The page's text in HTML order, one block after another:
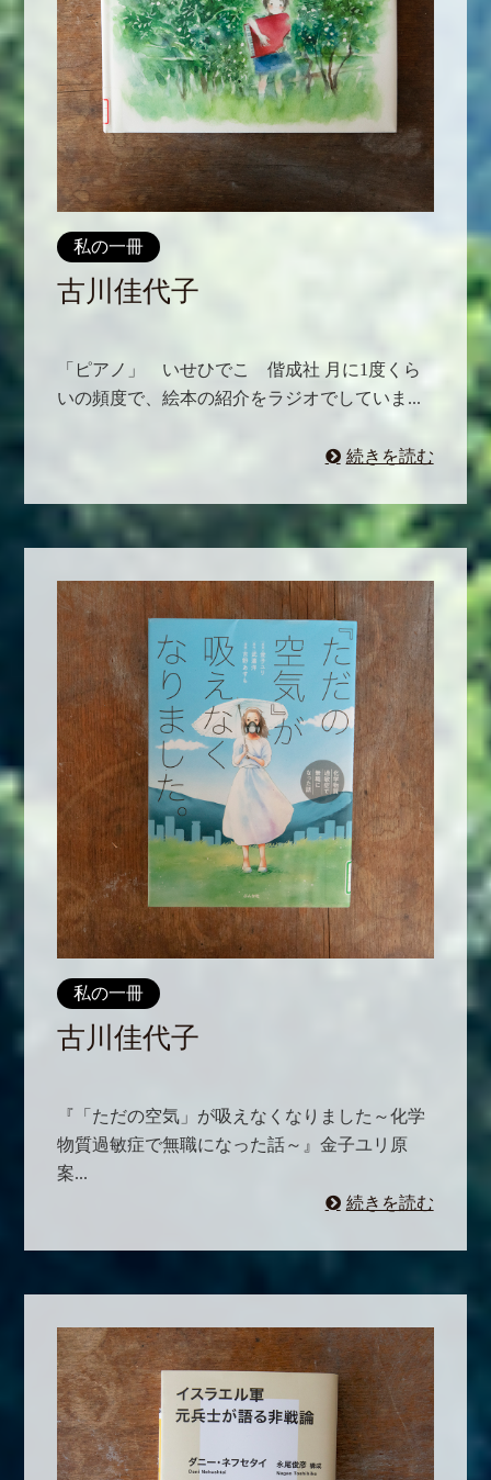
私の一冊
古川佳代子
「ピアノ」 いせひでこ 偕成社 月に1度くら
いの頻度で、絵本の紹介をラジオでしていま...
続きを読む
私の一冊
古川佳代子
『「ただの空気」が吸えなくなりました～化学
物質過敏症で無職になった話～』金子ユリ原
案...
続きを読む